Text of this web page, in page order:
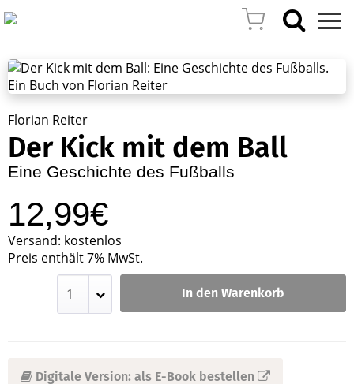
Florian Reiter
Der Kick mit dem Ball
Eine Geschichte des Fußballs
12,99€
Versand: kostenlos
Preis enthält 7% MwSt.
In den Warenkorb
Digitale Version: als E-Book bestellen